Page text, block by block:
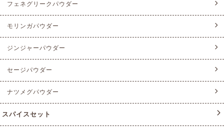
フェネグリークパウダー
モリンガパウダー
ジンジャーパウダー
セージパウダー
ナツメグパウダー
スパイスセット